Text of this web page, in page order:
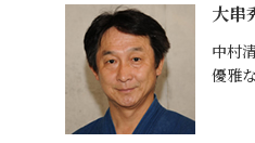
大串
中村
優雅